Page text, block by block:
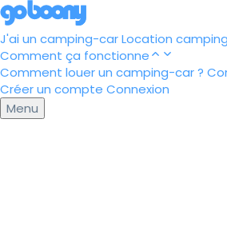
J'ai un camping-carLocation
Comment ça fonctionne
Comment louer un camping-car ?
Créer un compte Connexion
Menu